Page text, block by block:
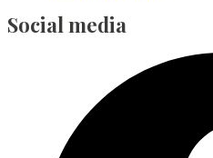
Social media